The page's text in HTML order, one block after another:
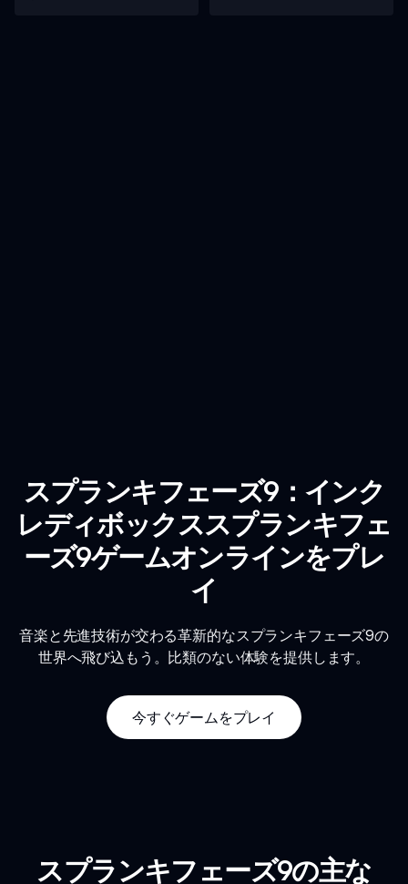
スプランキフェーズ9：インク
レディボックススプランキフェ
ーズ9ゲームオンラインをプレ
イ
音楽と先進技術が交わる革新的なスプランキフェーズ9の
世界へ飛び込もう。比類のない体験を提供します。
今すぐゲームをプレイ
スプランキフェーズ9の主な